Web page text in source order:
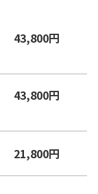
43,800円
43,800円
21,800円